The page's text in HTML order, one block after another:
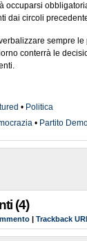
occuparsi
dai circoli
sempre
conterrà le
• Politica
• Partito
(4)
| Trackback